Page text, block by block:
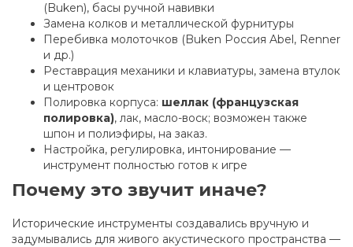
(Buken), басы ручной навивки
Замена колков и металлической фурнитуры
Перебивка молоточков (Buken Россия Abel, Renner
и др.)
Реставрация механики и клавиатуры, замена втулок
и центровок
Полировка корпуса: шеллак (французская
полировка), лак, масло-воск; возможен также
шпон и полиэфиры, на заказ.
Настройка, регулировка, интонирование —
инструмент полностью готов к игре
Почему это звучит иначе?
Исторические инструменты создавались вручную и
задумывались для живого акустического пространства —